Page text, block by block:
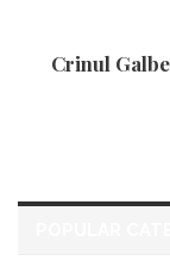
Crinul